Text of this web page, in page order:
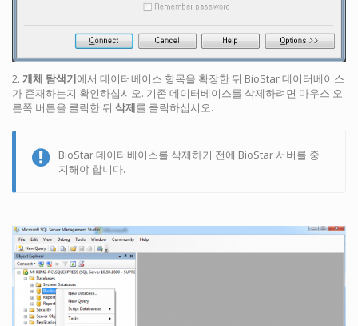
2. 개체 탐색기에서 데이터베이스 항목을 확장한 뒤 BioStar 데이터베이스
가 존재하는지 확인하십시오. 기존 데이터베이스를 삭제하려면 마우스 오
른쪽 버튼을 클릭한 뒤 삭제를 클릭하십시오.
BioStar 데이터베이스를 삭제하기 전에 BioStar 서버를 중
지해야 합니다.